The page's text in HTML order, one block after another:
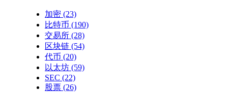
加密 (23)
比特币 (190)
交易所 (28)
区块链 (54)
代币 (20)
以太坊 (59)
SEC (22)
股票 (26)